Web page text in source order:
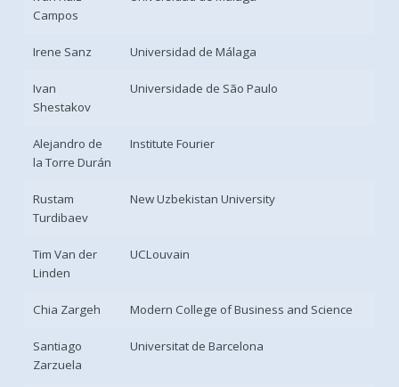
Campos
Irene Sanz Universidad de Málaga
Ivan
Shestakov
Universidade de São Paulo
Alejandro de
la Torre Durán
Institute Fourier
Rustam
Turdibaev
New Uzbekistan University
Tim Van der
Linden
UCLouvain
Chia Zargeh Modern College of Business and Science
Santiago
Zarzuela
Universitat de Barcelona